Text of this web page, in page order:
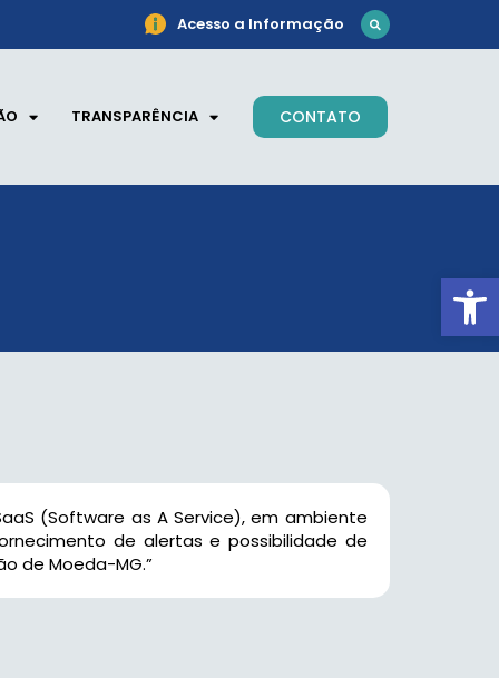
Acesso a Informação
TRANSPARÊNCIA CONTATO
(Software as A Service), em ambiente
de alertas e possibilidade de
de Moeda-MG.”